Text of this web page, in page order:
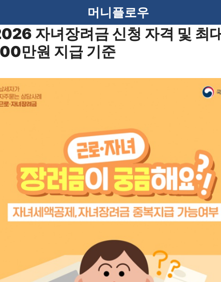
머니플로우
자녀장려금 신청 자격 및 최
만원 지급 기준